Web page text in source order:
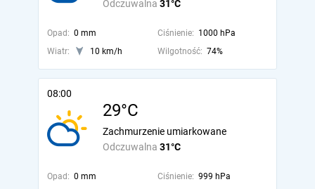
Odczuwalna 31°C
Opad: 0 mm Ciśnienie: 1000 hPa
Wiatr:
10 km/h Wilgotność: 74%
08:00
29°C
Odczuwalna 31°C
Zachmurzenie umiarkowane
Opad: 0 mm Ciśnienie: 999 hPa